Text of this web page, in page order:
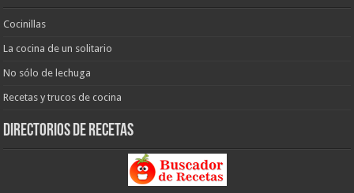
Cocinillas
La cocina de un solitario
No sólo de lechuga
Recetas y trucos de cocina
Directorios de recetas